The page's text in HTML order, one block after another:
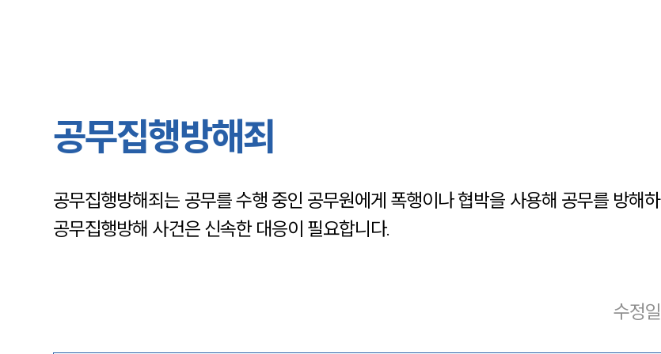
공무집행방해죄
공무집행방해죄는 공무를 수행 중인 공무원에게 폭행이나 협박을 사용해 공무를 방해
공무집행방해 사건은 신속한 대응이 필요합니다.
수정일